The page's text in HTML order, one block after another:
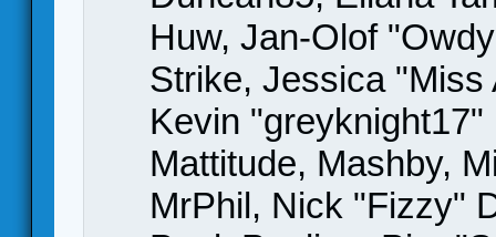
Huw, Jan-Olof
Strike, Jessica
Kevin
Mattitude, Mashby,
MrPhil, Nick "Fizzy"